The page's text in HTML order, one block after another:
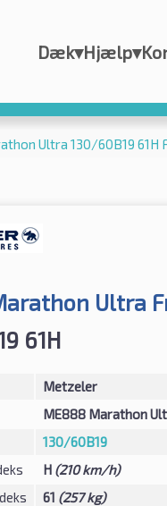
Dæk▾Hjælp▾
Ultra 130/60B19 61H
Ultra
61H
Metzeler
ME888 Marathon
130/60B19
H (210 km/h)
61 (257 kg)